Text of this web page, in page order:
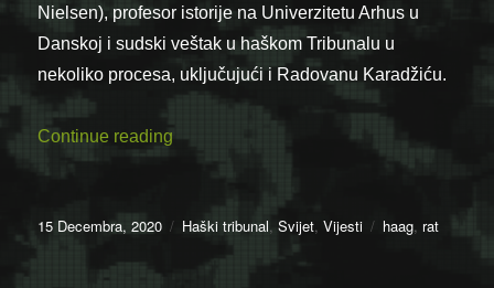
Nielsen), profesor istorije na Univerzitetu Arhus u
Danskoj i sudski veštak u haškom Tribunalu u
nekoliko procesa, uključujući i Radovanu Karadžiću.
Continue reading
Posted
15 Decembra, 2020 Categories
Haški tribunal,Svijet,Vijesti Tags
haag,rat